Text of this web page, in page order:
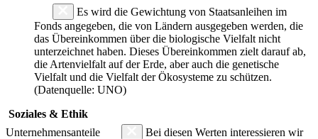
Es wird die Gewichtung von Staatsanleihen im
Fonds angegeben, die von Ländern ausgegeben werden, die
das Übereinkommen über die biologische Vielfalt nicht
unterzeichnet haben. Dieses Übereinkommen zielt darauf ab,
die Artenvielfalt auf der Erde, aber auch die genetische
Vielfalt und die Vielfalt der Ökosysteme zu schützen.
(Datenquelle: UNO)
Soziales & Ethik
Unternehmensanteile
Bei diesen Werten interessieren wir